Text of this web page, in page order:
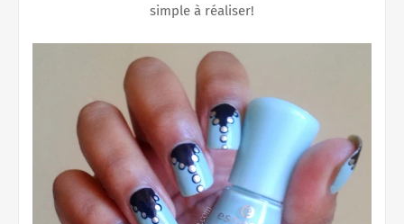
simple à réaliser!